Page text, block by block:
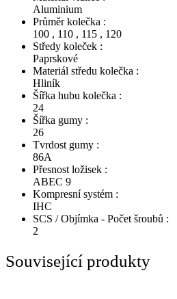
Aluminium
Průměr kolečka :
100 , 110 , 115 , 120
Středy koleček :
Paprskové
Materiál středu kolečka :
Hliník
Šířka hubu kolečka :
24
Šířka gumy :
26
Tvrdost gumy :
86A
Přesnost ložisek :
ABEC 9
Kompresní systém :
IHC
SCS / Objímka - Počet šroubů :
2
Související produkty